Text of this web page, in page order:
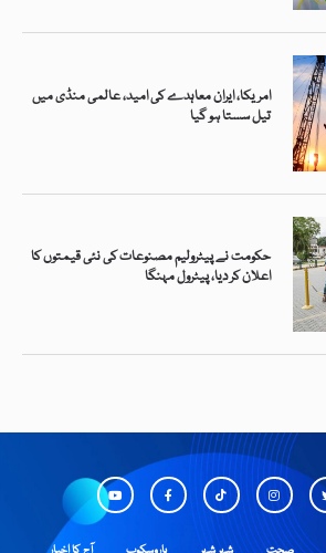
امریکا، ایران معاہدے کی امید، عالمی منڈی میں
تیل سستا ہو گیا
حکومت نے پیٹرولیم مصنوعات کی نئی قیمتوں کا
اعلان کر دیا، پیٹرول مہنگا